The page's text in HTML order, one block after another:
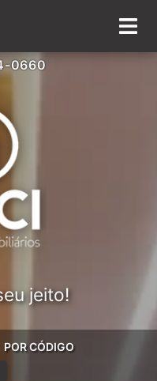
0660
jeito!
POR CÓDIGO